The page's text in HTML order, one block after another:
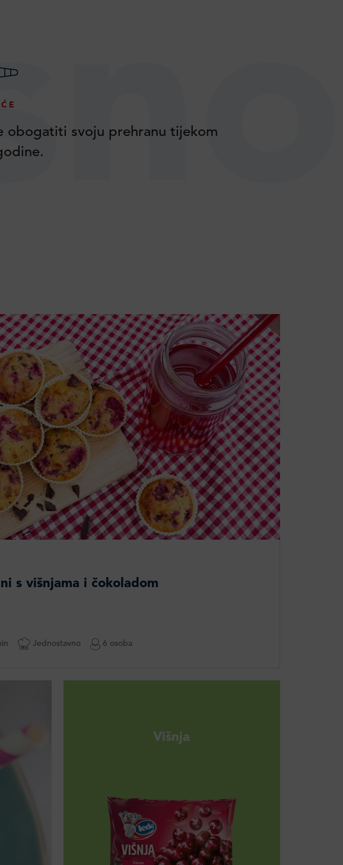
obogatiti svoju prehranu tijekom
s višnjama i čokoladom
Jednostavno 6 osoba
Višnja